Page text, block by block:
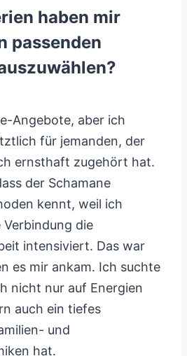
haben mir
passenden
Angebote, aber ich
für jemanden, der
ernsthaft zugehört hat.
der Schamane
kennt, weil ich
Verbindung die
intensiviert. Das war
es mir ankam. Ich suchte
nicht nur auf Energien
auch ein tiefes
und
hat.